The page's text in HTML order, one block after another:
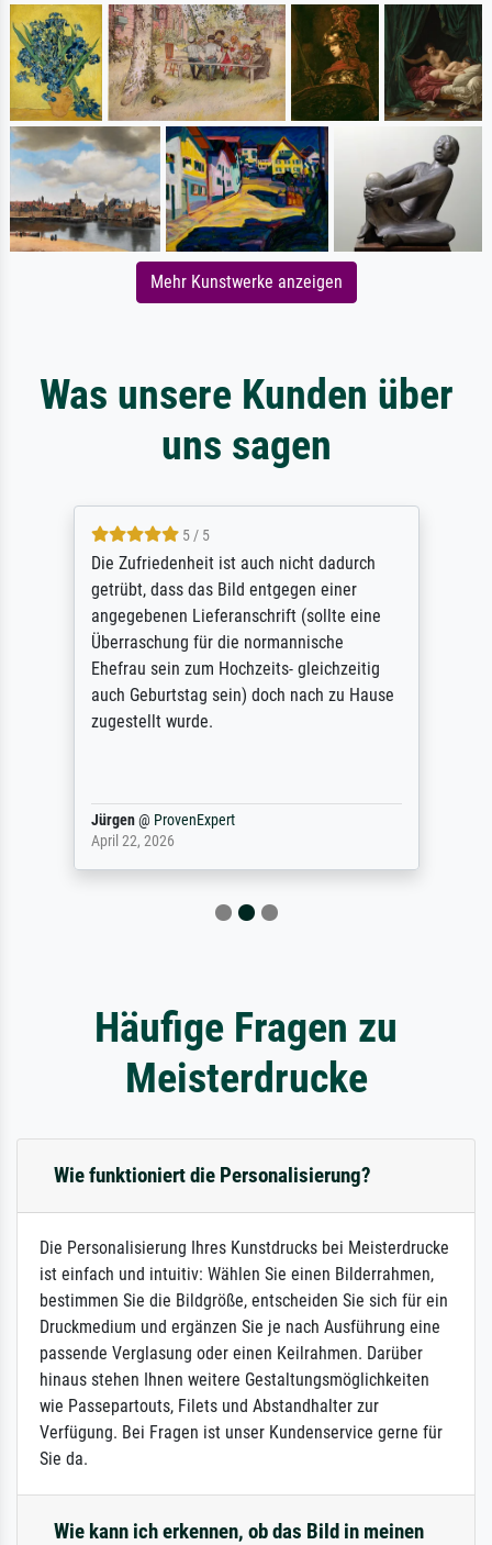
Mehr Kunstwerke anzeigen
Was unsere Kunden über
uns sagen
5 / 5
Die Zufriedenheit ist auch nicht dadurch
getrübt, dass das Bild entgegen einer
angegebenen Lieferanschrift (sollte eine
Überraschung für die normannische
Ehefrau sein zum Hochzeits- gleichzeitig
auch Geburtstag sein) doch nach zu Hause
zugestellt wurde.
Jürgen@ ProvenExpert
April 22, 2026
Häufige Fragen zu
Meisterdrucke
Wie funktioniert die Personalisierung?
Die Personalisierung Ihres Kunstdrucks bei Meisterdrucke
ist einfach und intuitiv: Wählen Sie einen Bilderrahmen,
bestimmen Sie die Bildgröße, entscheiden Sie sich für ein
Druckmedium und ergänzen Sie je nach Ausführung eine
passende Verglasung oder einen Keilrahmen. Darüber
hinaus stehen Ihnen weitere Gestaltungsmöglichkeiten
wie Passepartouts, Filets und Abstandhalter zur
Verfügung. Bei Fragen ist unser Kundenservice gerne für
Sie da.
Wie kann ich erkennen, ob das Bild in meinen